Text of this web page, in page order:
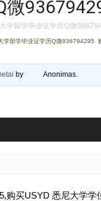
学留学毕业证学历Q微
学留学毕业证学历Q微936794295
by Anonimas.
购买USYD 悉尼大学学